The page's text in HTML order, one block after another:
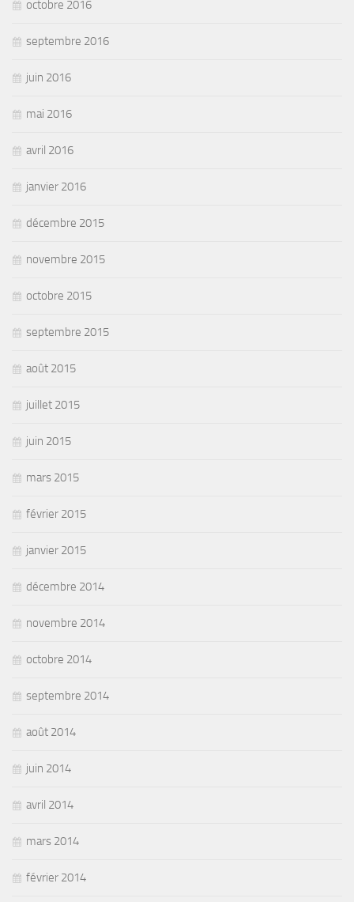
octobre 2016
septembre 2016
juin 2016
mai 2016
avril 2016
janvier 2016
décembre 2015
novembre 2015
octobre 2015
septembre 2015
août 2015
juillet 2015
juin 2015
mars 2015
février 2015
janvier 2015
décembre 2014
novembre 2014
octobre 2014
septembre 2014
août 2014
juin 2014
avril 2014
mars 2014
février 2014